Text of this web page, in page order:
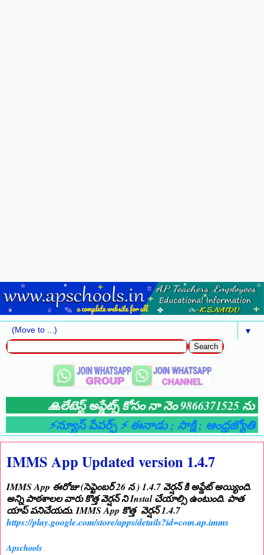
▼
🙏లేటెస్ట్ అప్డేట్స్ కోసం నా నెం 9866371525
⚡న్యూస్ పేపర్స్ ⚡ ఈనాడు; సాక్షి; ఆంధ్రజ్యోతి;
IMMS App Updated version 1.4.7
IMMS App ఈరోజు (సెప్టెంబర్ 26 న ) 1.4.7 వెర్షన్ కి అప్డేట్ అయ్యింది.
అన్ని పాఠశాలల వారు కొత్త వెర్షన్ ని Instal చేయాల్సి ఉంటుంది. పాత
యాప్ పనిచేయదు. IMMS App కొత్త వెర్షన్ 1.4.7
https://play.google.com/store/apps/details?id=com.ap.imms
Apschools